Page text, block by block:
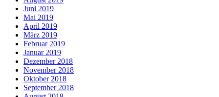
Juni 2019
Mai 2019
April 2019
März 2019
Februar 2019
Januar 2019
Dezember 2018
November 2018
Oktober 2018
September 2018